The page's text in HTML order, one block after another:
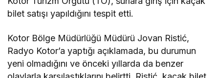
bilet satışı yapıldığını tespit etti.
Kotor Bölge Müdürlüğü Müdürü Jovan Ristić,
Radyo Kotor’a yaptığı açıklamada, bu durumun
yeni olmadığını ve önceki yıllarda da benzer